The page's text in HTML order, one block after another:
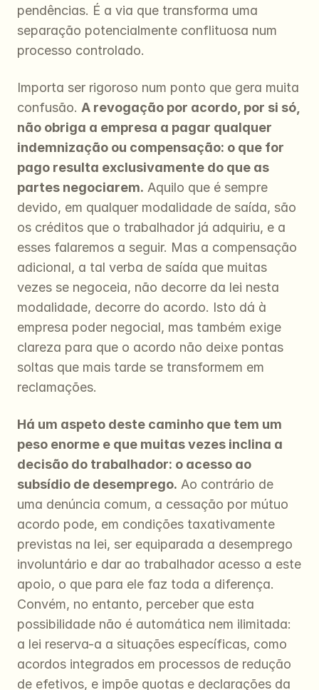
pendências. É a via que transforma uma
separação potencialmente conflituosa num
processo controlado.
Importa ser rigoroso num ponto que gera muita
confusão. A revogação por acordo, por si só,
não obriga a empresa a pagar qualquer
indemnização ou compensação: o que for
pago resulta exclusivamente do que as
partes negociarem. Aquilo que é sempre
devido, em qualquer modalidade de saída, são
os créditos que o trabalhador já adquiriu, e a
esses falaremos a seguir. Mas a compensação
adicional, a tal verba de saída que muitas
vezes se negoceia, não decorre da lei nesta
modalidade, decorre do acordo. Isto dá à
empresa poder negocial, mas também exige
clareza para que o acordo não deixe pontas
soltas que mais tarde se transformem em
reclamações.
Há um aspeto deste caminho que tem um
peso enorme e que muitas vezes inclina a
decisão do trabalhador: o acesso ao
subsídio de desemprego. Ao contrário de
uma denúncia comum, a cessação por mútuo
acordo pode, em condições taxativamente
previstas na lei, ser equiparada a desemprego
involuntário e dar ao trabalhador acesso a este
apoio, o que para ele faz toda a diferença.
Convém, no entanto, perceber que esta
possibilidade não é automática nem ilimitada:
a lei reserva-a a situações específicas, como
acordos integrados em processos de redução
de efetivos, e impõe quotas e declarações da